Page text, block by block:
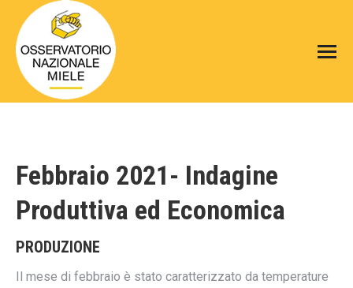
Febbraio 2021- Indagine
Produttiva ed Economica
PRODUZIONE
Il mese di febbraio è stato caratterizzato da temperature